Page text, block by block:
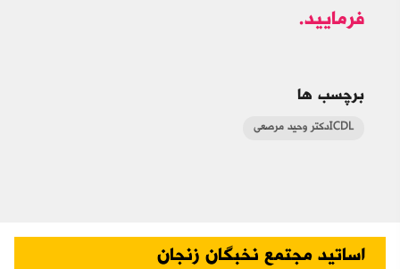
فرمایید.
برچسب ها
ICDLدکتر وحید مرصعی
اساتید مجتمع نخبگان زنجان